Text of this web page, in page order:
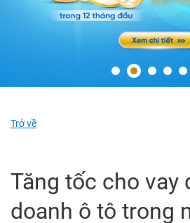
Trở về
Tăng tốc cho vay
doanh ô tô trong